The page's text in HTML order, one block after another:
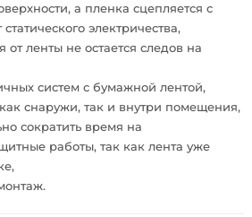
а пленка сцепляется с
электричества,
от ленты не остается следов на
систем с бумажной лентой,
снаружи, так и внутри помещения,
сократить время на
работы, так как лента уже